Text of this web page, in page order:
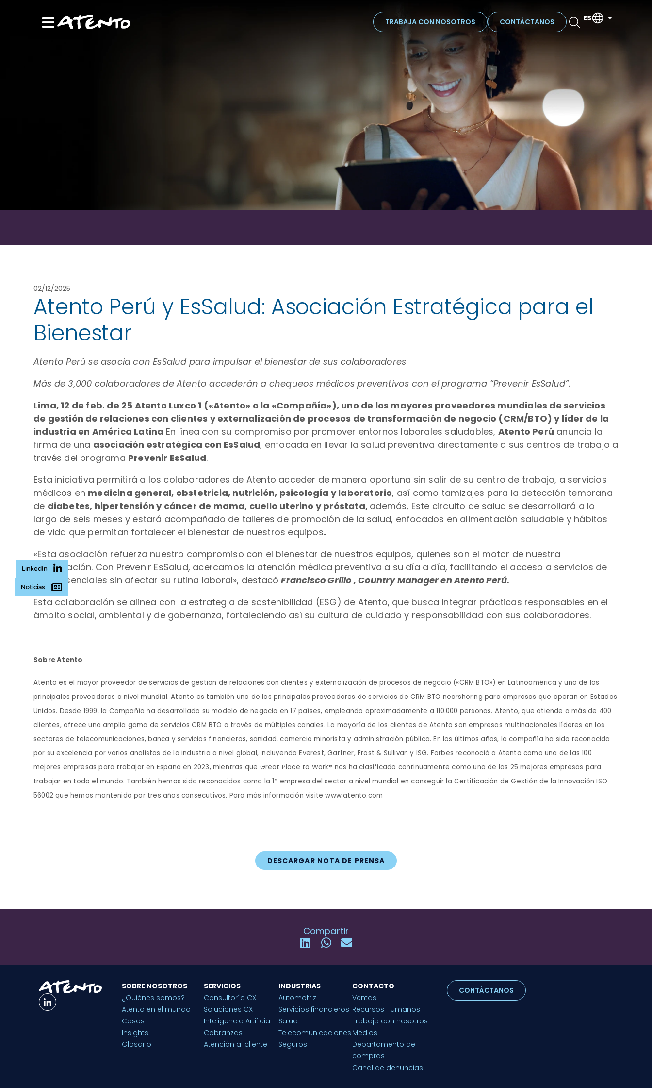
TRABAJA CON NOSOTROS CONTÁCTANOS ES
02/12/2025
Atento Perú y EsSalud: Asociación Estratégica para el
Bienestar
Atento Perú se asocia con EsSalud para impulsar el bienestar de sus colaboradores
Más de 3,000 colaboradores de Atento accederán a chequeos médicos preventivos con el programa “Prevenir EsSalud”.
Lima, 12 de feb. de 25 Atento Luxco 1 («Atento» o la «Compañía»), uno de los mayores proveedores mundiales de servicios
de gestión de relaciones con clientes y externalización de procesos de transformación de negocio (CRM/BTO) y líder de la
industria en América Latina En línea con su compromiso por promover entornos laborales saludables, Atento Perú anuncia la
firma de una asociación estratégica con EsSalud, enfocada en llevar la salud preventiva directamente a sus centros de trabajo a
través del programa Prevenir EsSalud.
Esta iniciativa permitirá a los colaboradores de Atento acceder de manera oportuna sin salir de su centro de trabajo, a servicios
médicos en medicina general, obstetricia, nutrición, psicología y laboratorio, así como tamizajes para la detección temprana
de diabetes, hipertensión y cáncer de mama, cuello uterino y próstata, además, Este circuito de salud se desarrollará a lo
largo de seis meses y estará acompañado de talleres de promoción de la salud, enfocados en alimentación saludable y hábitos
de vida que permitan fortalecer el bienestar de nuestros equipos.
«Esta asociación refuerza nuestro compromiso con el bienestar de nuestros equipos, quienes son el motor de nuestra
organización. Con Prevenir EsSalud, acercamos la atención médica preventiva a su día a día, facilitando el acceso a servicios de
salud esenciales sin afectar su rutina laboral», destacóFrancisco Grillo , Country Manager en Atento Perú.
Esta colaboración se alinea con la estrategia de sostenibilidad (ESG) de Atento, que busca integrar prácticas responsables en el
ámbito social, ambiental y de gobernanza, fortaleciendo así su cultura de cuidado y responsabilidad con sus colaboradores.
Sobre Atento
Atento es el mayor proveedor de servicios de gestión de relaciones con clientes y externalización de procesos de negocio («CRM BTO») en Latinoamérica y uno de los
principales proveedores a nivel mundial. Atento es también uno de los principales proveedores de servicios de CRM BTO nearshoring para empresas que operan en Estados
Unidos. Desde 1999, la Compañía ha desarrollado su modelo de negocio en 17 países, empleando aproximadamente a 110.000 personas. Atento, que atiende a más de 400
clientes, ofrece una amplia gama de servicios CRM BTO a través de múltiples canales. La mayoría de los clientes de Atento son empresas multinacionales líderes en los
sectores de telecomunicaciones, banca y servicios financieros, sanidad, comercio minorista y administración pública. En los últimos años, la compañía ha sido reconocida
por su excelencia por varios analistas de la industria a nivel global, incluyendo Everest, Gartner, Frost & Sullivan y ISG. Forbes reconoció a Atento como una de las 100
mejores empresas para trabajar en España en 2023, mientras que Great Place to Work® nos ha clasificado continuamente como una de las 25 mejores empresas para
trabajar en todo el mundo. También hemos sido reconocidos como la 1ª empresa del sector a nivel mundial en conseguir la Certificación de Gestión de la Innovación ISO
56002 que hemos mantenido por tres años consecutivos. Para más información visite www.atento.com
DESCARGAR NOTA DE PRENSA
Compartir
SOBRE NOSOTROS
¿Quiénes somos?
Atento en el mundo
Casos
Insights
Glosario
SERVICIOS
Consultoría CX
Soluciones CX
Inteligencia Artificial
Cobranzas
Atención al cliente
INDUSTRIAS
Automotriz
Servicios financieros
Salud
Telecomunicaciones
Seguros
CONTACTO
Ventas
Recursos Humanos
Trabaja con nosotros
Medios
Departamento de
compras
Canal de denuncias
CONTÁCTANOS
LinkedIn
Noticias